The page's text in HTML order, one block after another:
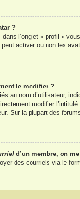
?
dans l’onglet « profil »
peut activer ou non les
le modifier ?
au nom d’utilisateur,
modifier
Sur la plupart des
d’un membre, on
des courriels via le